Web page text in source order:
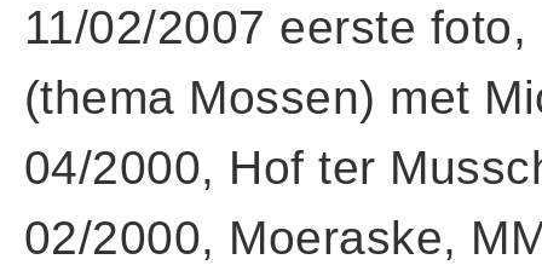
11/02/2007 eerste
(thema Mossen) met
04/2000, Hof ter
02/2000, Moeraske,